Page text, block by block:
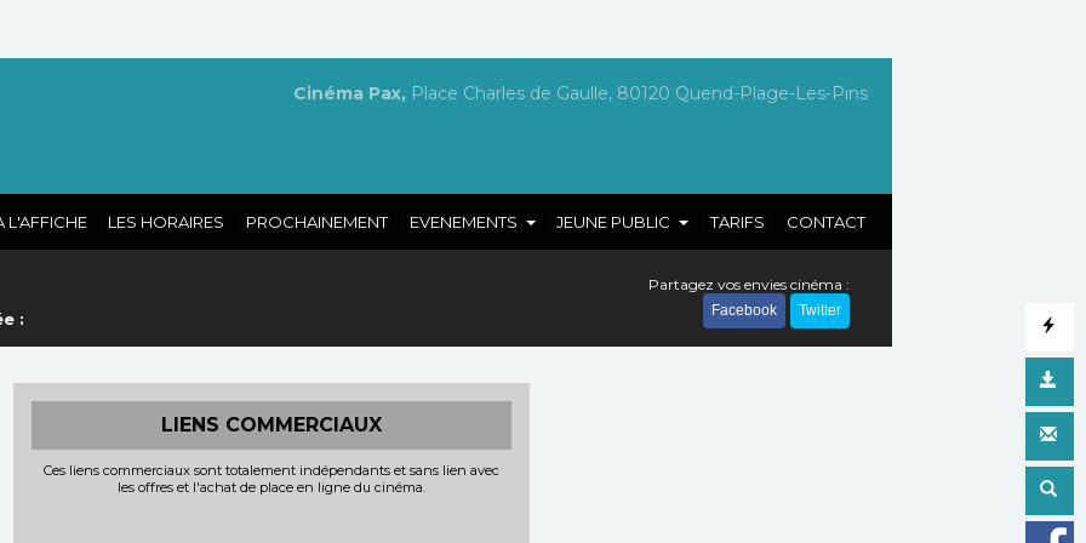
L'AFFICHE LES HORAIRES PROCHAINEMENT EVENEMENTS JEUNE PUBLIC TARIFS CONTACT
Cinéma Pax, Place Charles de Gaulle, 80120 Quend-Plage-Les-Pins
:
Partagez vos envies cinéma :
Facebook Twitter
LIENS COMMERCIAUX
Ces liens commerciaux sont totalement indépendants et sans lien avec
les offres et l'achat de place en ligne du cinéma.